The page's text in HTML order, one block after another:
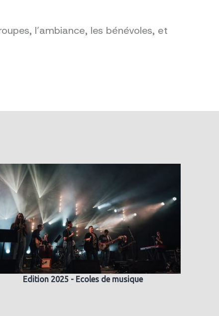
l’ambiance, les bénévoles, et
Edition 2025 - Ecoles de musique